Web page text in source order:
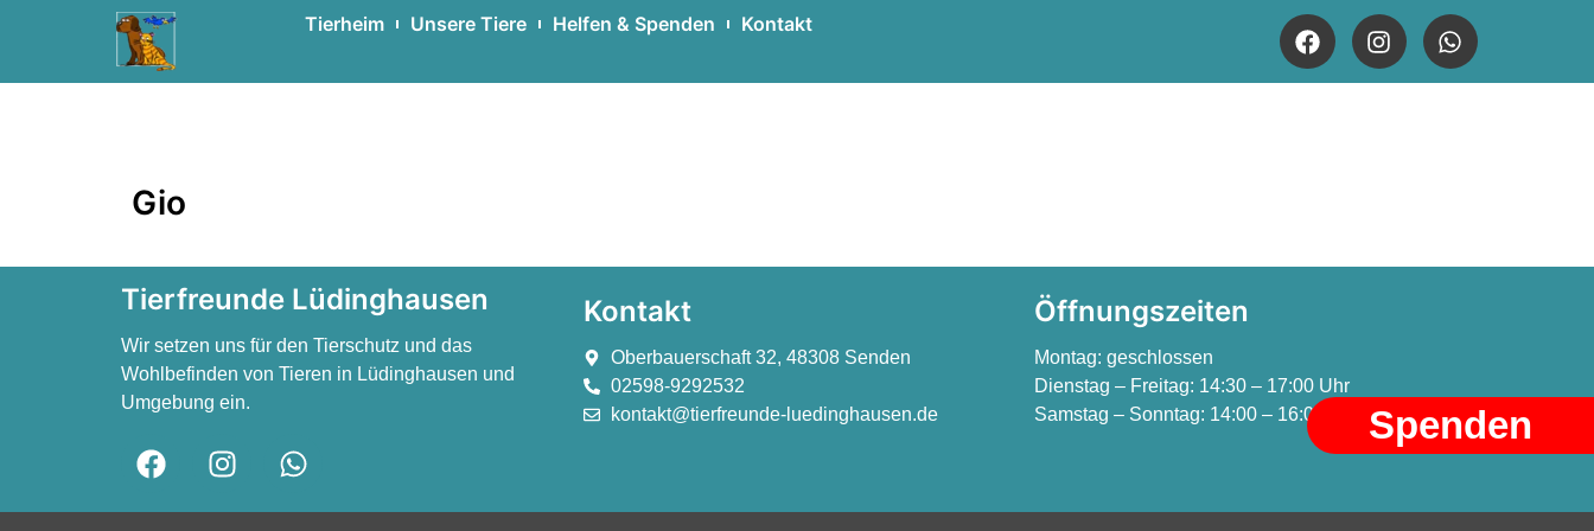
Tierheim Unsere Tiere Helfen & Spenden Kontakt
Spenden
Gio
Tierfreunde Lüdinghausen
Wir setzen uns für den Tierschutz und das
Wohlbefinden von Tieren in Lüdinghausen und
Umgebung ein.
Kontakt
Oberbauerschaft 32, 48308 Senden
02598-9292532
kontakt@tierfreunde-luedinghausen.de
Öffnungszeiten
Montag: geschlossen
Dienstag – Freitag: 14:30 – 17:00 Uhr
Samstag – Sonntag: 14:00 – 16:00 Uhr